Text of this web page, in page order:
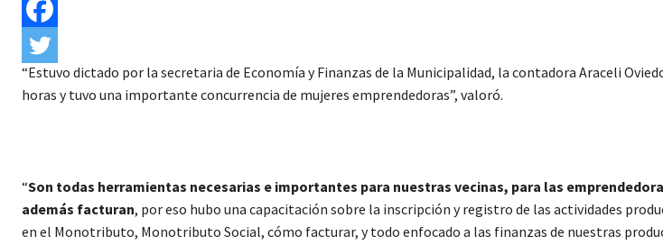
“Estuvo dictado por la secretaria de Economía y Finanzas de la Municipalidad, la contadora Araceli
horas y tuvo una importante concurrencia de mujeres emprendedoras”, valoró.
“Son todas herramientas necesarias e importantes para nuestras vecinas, para las
además facturan, por eso hubo una capacitación sobre la inscripción y registro de las actividades
en el Monotributo, Monotributo Social, cómo facturar, y todo enfocado a las finanzas de nuestras